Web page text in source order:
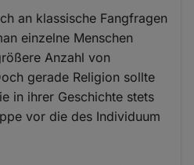
an klassische Fangfragen
einzelne Menschen
Anzahl von
gerade Religion sollte
in ihrer Geschichte stets
vor die des Individuum